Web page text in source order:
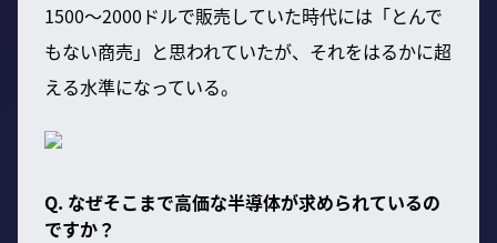
1500〜2000ドルで販売していた時代には「とんで
もない商売」と思われていたが、それをはるかに超
える水準になっている。
Q. なぜそこまで高価な半導体が求められているの
ですか？